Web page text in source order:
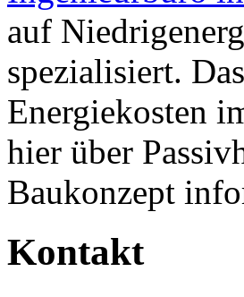
auf
spezialisiert.
Energiekosten
hier über
Baukonzept
Kontakt